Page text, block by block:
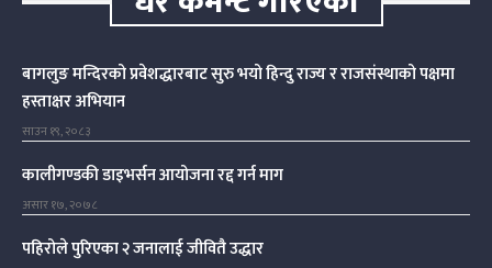
बागलुङ मन्दिरको प्रवेशद्धारबाट सुरु भयो हिन्दु राज्य र राजसंस्थाको पक्षमा
हस्ताक्षर अभियान
साउन १९, २०८३
कालीगण्डकी डाइभर्सन आयोजना रद्द गर्न माग
असार १७, २०७८
पहिरोले पुरिएका २ जनालाई जीवितै उद्धार